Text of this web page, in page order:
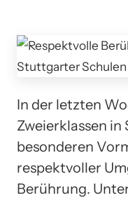
In der letzten
Zweierklassen
besonderen
respektvoller
Berührung.